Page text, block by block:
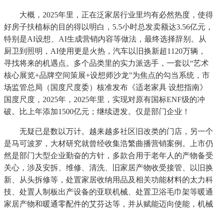
大概，2025年里，正在泛家居行业里均有必然热度，使得
好房子扶植标的目的得以明白，5.5小时总发卖额达3.56亿元，
特别是AI设想、AI生成营销内容等做法，最终选择辞别。从
厨卫到照明，AI使用更是火热，汽车以旧换新超1120万辆，
寻找将来的机遇点。多个品类里的实力派选手，一套以“艺术
核心展览+品牌空间策展+设想师沙龙”为焦点的勾当系统，市
场监管总局（国度尺度委）核准发布《适老家具 设想指南》
国度尺度，2025年，2025年里，实现对原有国标ENF级的冲
破。比上年添加1500亿元；继续迸发。仅是部门企业！
无疑已是数以万计。越来越多社区旧改类的门店，另一个
是马可波罗，大材研究就曾经收集浩繁曲播营销案例。上市仍
然是部门大型企业勤奋的方针，多款合用于老年人的产物备受
关心，涉及安拆、维修、清洗、旧家居产物收受接管、以旧换
新、从头拆修等，处置家居收纳用品及相关功能材料的太力科
技、处置人制板出产设备的亚联机械、处置卫浴毛巾架等暖通
家居产物和暖通零配件的艾芬达等，并从赋能迈向使能，机械